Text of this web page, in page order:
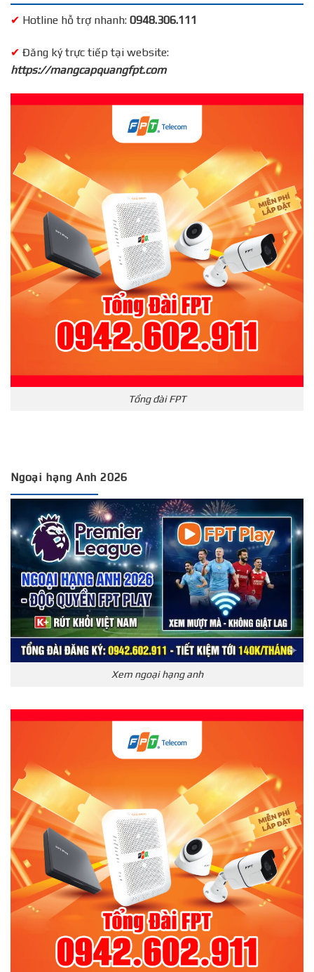
✔ Hotline hỗ trợ nhanh: 0948.306.111
✔ Đăng ký trực tiếp tại website:
https://mangcapquangfpt.com
Tổng đài FPT
Ngoại hạng Anh 2026
Xem ngoại hạng anh